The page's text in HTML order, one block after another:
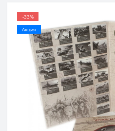
-33%
Акция